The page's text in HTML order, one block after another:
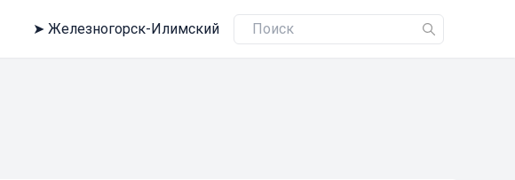
➤ Железногорск-Илимский